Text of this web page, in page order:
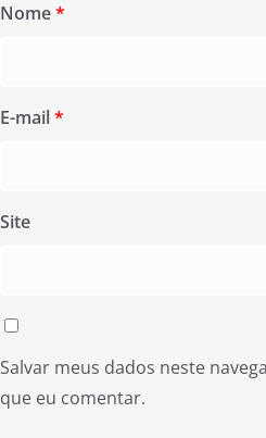
Nome*
E-mail*
Site
Salvar meus dados neste
que eu comentar.